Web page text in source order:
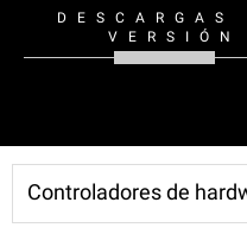
Controladores de